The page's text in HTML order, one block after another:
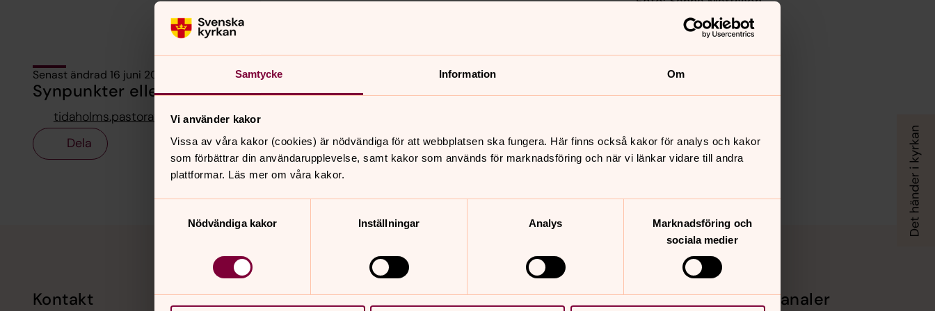
Samtycke Information Om
Vi använder kakor
Vissa av våra kakor (cookies) är nödvändiga för att webbplatsen ska fungera. Här finns också kakor för analys och kakor
som förbättrar din användarupplevelse, samt kakor som används för marknadsföring och när vi länkar vidare till andra
plattformar. Läs mer om våra kakor.
Nödvändiga kakor
Inställningar Analys
Marknadsföring och
sociala medier
Franciskusgruppen
Senast ändrad 16 juni 2026
Synpunkter eller frågor på sidans innehåll?
tidaholms.pastorat@svenskakyrkan.se
Dela
Kontakt Kalender Hitta snabbt Sociala kanaler